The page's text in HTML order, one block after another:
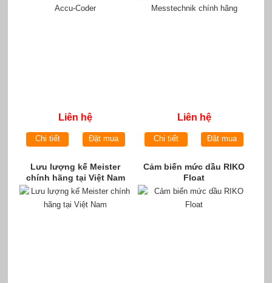
Liên hệ
Chi tiết Đặt mua
Liên hệ
Chi tiết Đặt mua
Lưu lượng kế Meister
chính hãng tại Việt Nam
Cảm biến mức dầu RIKO
Float